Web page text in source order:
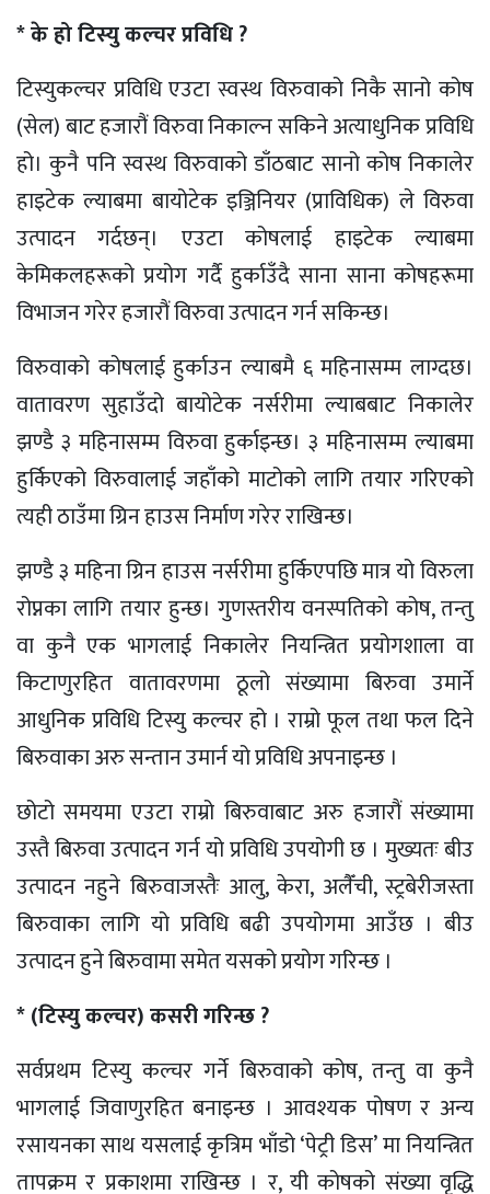
* के हो टिस्यु कल्चर प्रविधि ?
टिस्युकल्चर प्रविधि एउटा स्वस्थ विरुवाको निकै सानो कोष
(सेल) बाट हजारौं विरुवा निकाल्न सकिने अत्याधुनिक प्रविधि
हो। कुनै पनि स्वस्थ विरुवाको डाँठबाट सानो कोष निकालेर
हाइटेक ल्याबमा बायोटेक इञ्जिनियर (प्राविधिक) ले विरुवा
उत्पादन गर्दछन्। एउटा कोषलाई हाइटेक ल्याबमा
केमिकलहरूको प्रयोग गर्दै हुर्काउँदै साना साना कोषहरूमा
विभाजन गरेर हजारौं विरुवा उत्पादन गर्न सकिन्छ।
विरुवाको कोषलाई हुर्काउन ल्याबमै ६ महिनासम्म लाग्दछ।
वातावरण सुहाउँदो बायोटेक नर्सरीमा ल्याबबाट निकालेर
झण्डै ३ महिनासम्म विरुवा हुर्काइन्छ। ३ महिनासम्म ल्याबमा
हुर्किएको विरुवालाई जहाँको माटोको लागि तयार गरिएको
त्यही ठाउँमा ग्रिन हाउस निर्माण गरेर राखिन्छ।
झण्डै ३ महिना ग्रिन हाउस नर्सरीमा हुर्किएपछि मात्र यो विरुला
रोप्नका लागि तयार हुन्छ। गुणस्तरीय वनस्पतिको कोष, तन्तु
वा कुनै एक भागलाई निकालेर नियन्त्रित प्रयोगशाला वा
किटाणुरहित वातावरणमा ठूलो संख्यामा बिरुवा उमार्ने
आधुनिक प्रविधि टिस्यु कल्चर हो । राम्रो फूल तथा फल दिने
बिरुवाका अरु सन्तान उमार्न यो प्रविधि अपनाइन्छ ।
छोटो समयमा एउटा राम्रो बिरुवाबाट अरु हजारौं संख्यामा
उस्तै बिरुवा उत्पादन गर्न यो प्रविधि उपयोगी छ । मुख्यतः बीउ
उत्पादन नहुने बिरुवाजस्तैः आलु, केरा, अलैँची, स्ट्रबेरीजस्ता
बिरुवाका लागि यो प्रविधि बढी उपयोगमा आउँछ । बीउ
उत्पादन हुने बिरुवामा समेत यसको प्रयोग गरिन्छ ।
* (टिस्यु कल्चर) कसरी गरिन्छ ?
सर्वप्रथम टिस्यु कल्चर गर्ने बिरुवाको कोष, तन्तु वा कुनै
भागलाई जिवाणुरहित बनाइन्छ । आवश्यक पोषण र अन्य
रसायनका साथ यसलाई कृत्रिम भाँडो ‘पेट्री डिस’ मा नियन्त्रित
तापक्रम र प्रकाशमा राखिन्छ । र, यी कोषको संख्या वृद्धि